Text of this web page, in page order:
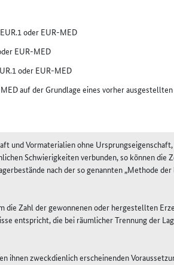
oder EUR-MED
EUR-MED
oder EUR-MED
auf der Grundlage eines vorher
und Vormaterialien ohne
Schwierigkeiten verbunden, so können die
nach der so genannten „Methode der
Zahl der gewonnenen oder hergestellten
entspricht, die bei räumlicher Trennung der
ihnen zweckdienlich erscheinenden